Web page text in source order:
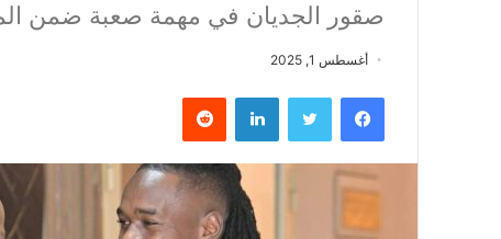
صقور الجديان في مهمة صعبة ضمن
أغسطس 1, 2025
فيسبوك تويتر لينكدإن